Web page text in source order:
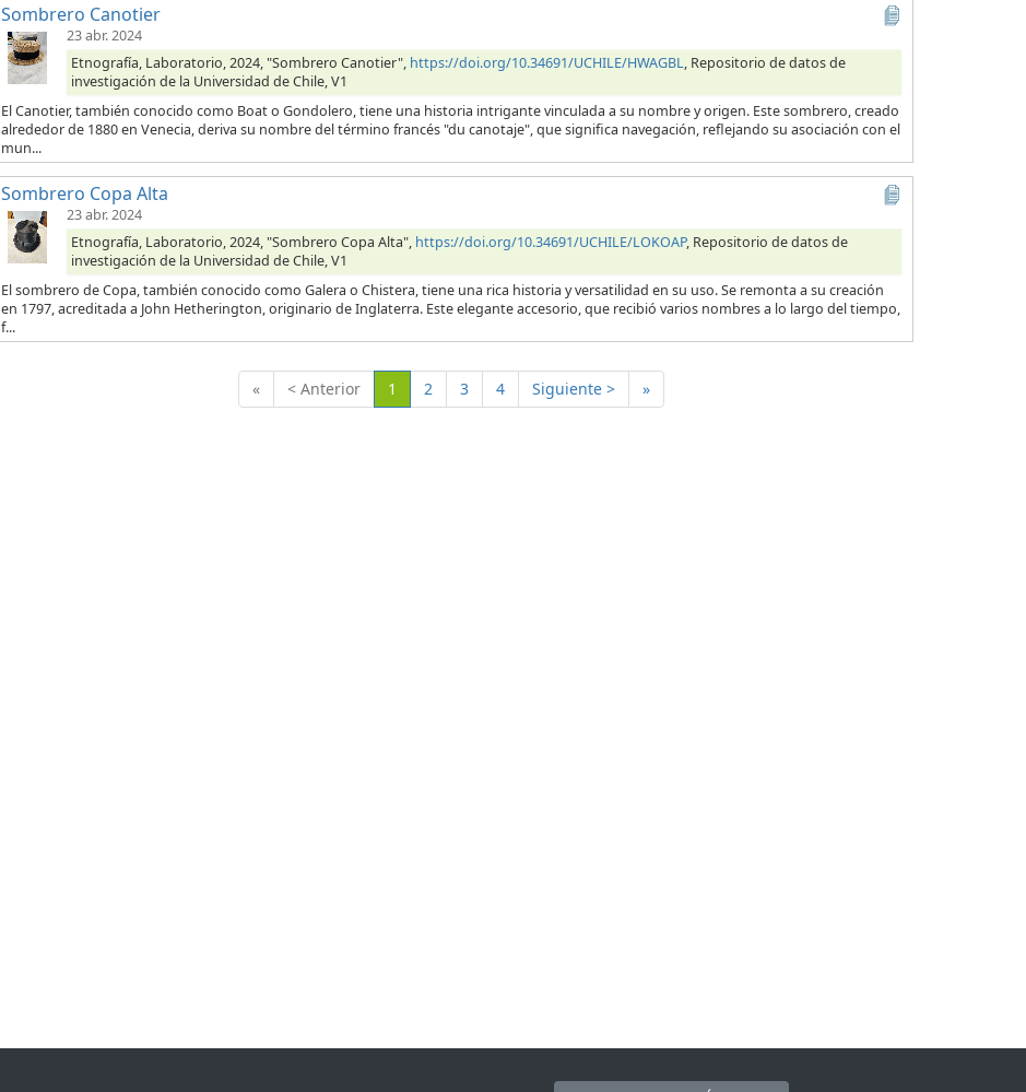
Sombrero Canotier
23 abr. 2024
Etnografía, Laboratorio, 2024, "Sombrero Canotier", https://doi.org/10.34691/UCHILE/HWAGBL, Repositorio de datos de
investigación de la Universidad de Chile, V1
El Canotier, también conocido como Boat o Gondolero, tiene una historia intrigante vinculada a su nombre y origen. Este sombrero, creado
alrededor de 1880 en Venecia, deriva su nombre del término francés "du canotaje", que significa navegación, reflejando su asociación con el
mun...
Sombrero Copa Alta
23 abr. 2024
Etnografía, Laboratorio, 2024, "Sombrero Copa Alta", https://doi.org/10.34691/UCHILE/LOKOAP, Repositorio de datos de
investigación de la Universidad de Chile, V1
El sombrero de Copa, también conocido como Galera o Chistera, tiene una rica historia y versatilidad en su uso. Se remonta a su creación
en 1797, acreditada a John Hetherington, originario de Inglaterra. Este elegante accesorio, que recibió varios nombres a lo largo del tiempo,
f...
« < Anterior 1 (Actual)
2 3 4 Siguiente > »